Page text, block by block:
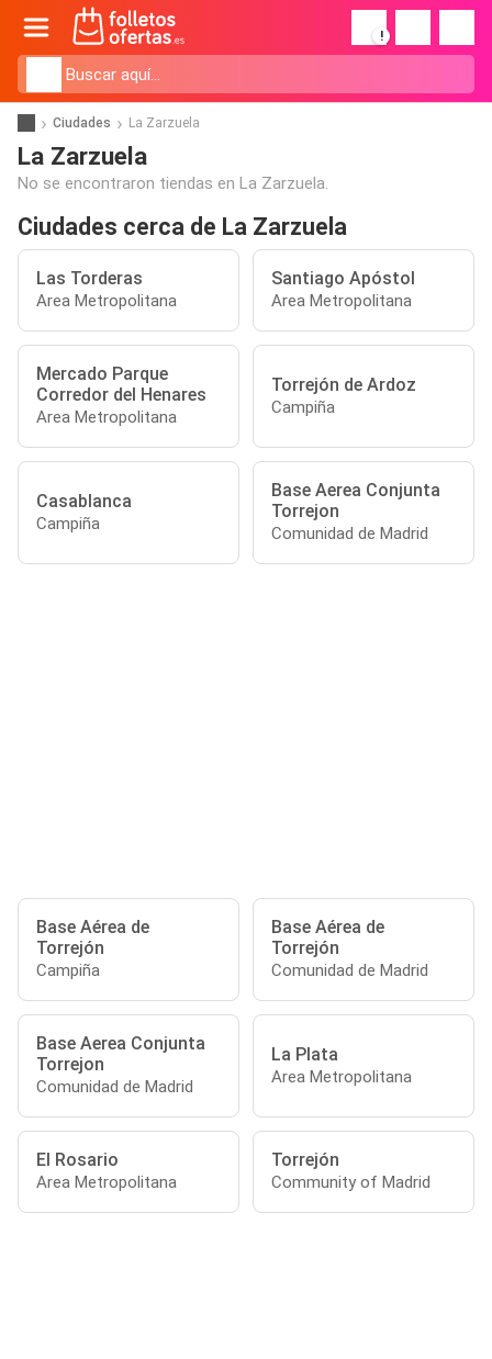
!
Ciudades La Zarzuela
La Zarzuela
No se encontraron tiendas en La Zarzuela.
Ciudades cerca de La Zarzuela
Las Torderas
Area Metropolitana
Santiago Apóstol
Area Metropolitana
Mercado Parque
Corredor del Henares
Area Metropolitana
Torrejón de Ardoz
Campiña
Casablanca
Campiña
Base Aerea Conjunta
Torrejon
Comunidad de Madrid
Base Aérea de
Torrejón
Campiña
Base Aérea de
Torrejón
Comunidad de Madrid
Base Aerea Conjunta
Torrejon
Comunidad de Madrid
La Plata
Area Metropolitana
El Rosario
Area Metropolitana
Torrejón
Community of Madrid